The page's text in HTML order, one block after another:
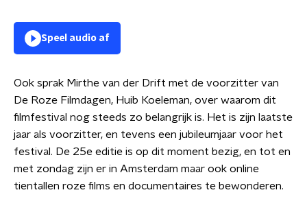
Speel audio af
Ook sprak Mirthe van der Drift met de voorzitter van
De Roze Filmdagen, Huib Koeleman, over waarom dit
filmfestival nog steeds zo belangrijk is. Het is zijn laatste
jaar als voorzitter, en tevens een jubileumjaar voor het
festival. De 25e editie is op dit moment bezig, en tot en
met zondag zijn er in Amsterdam maar ook online
tientallen roze films en documentaires te bewonderen.